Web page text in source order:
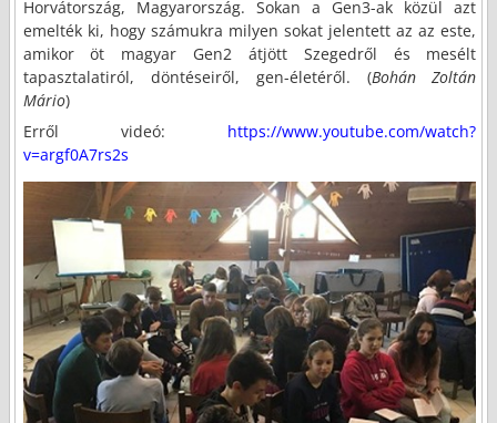
Horvátország, Magyarország. Sokan a Gen3-ak közül azt
emelték ki, hogy számukra milyen sokat jelentett az az este,
amikor öt magyar Gen2 átjött Szegedről és mesélt
tapasztalatiról, döntéseiről, gen-életéről. (Bohán Zoltán
Mário)
Erről videó: https://www.youtube.com/watch?
v=argf0A7rs2s